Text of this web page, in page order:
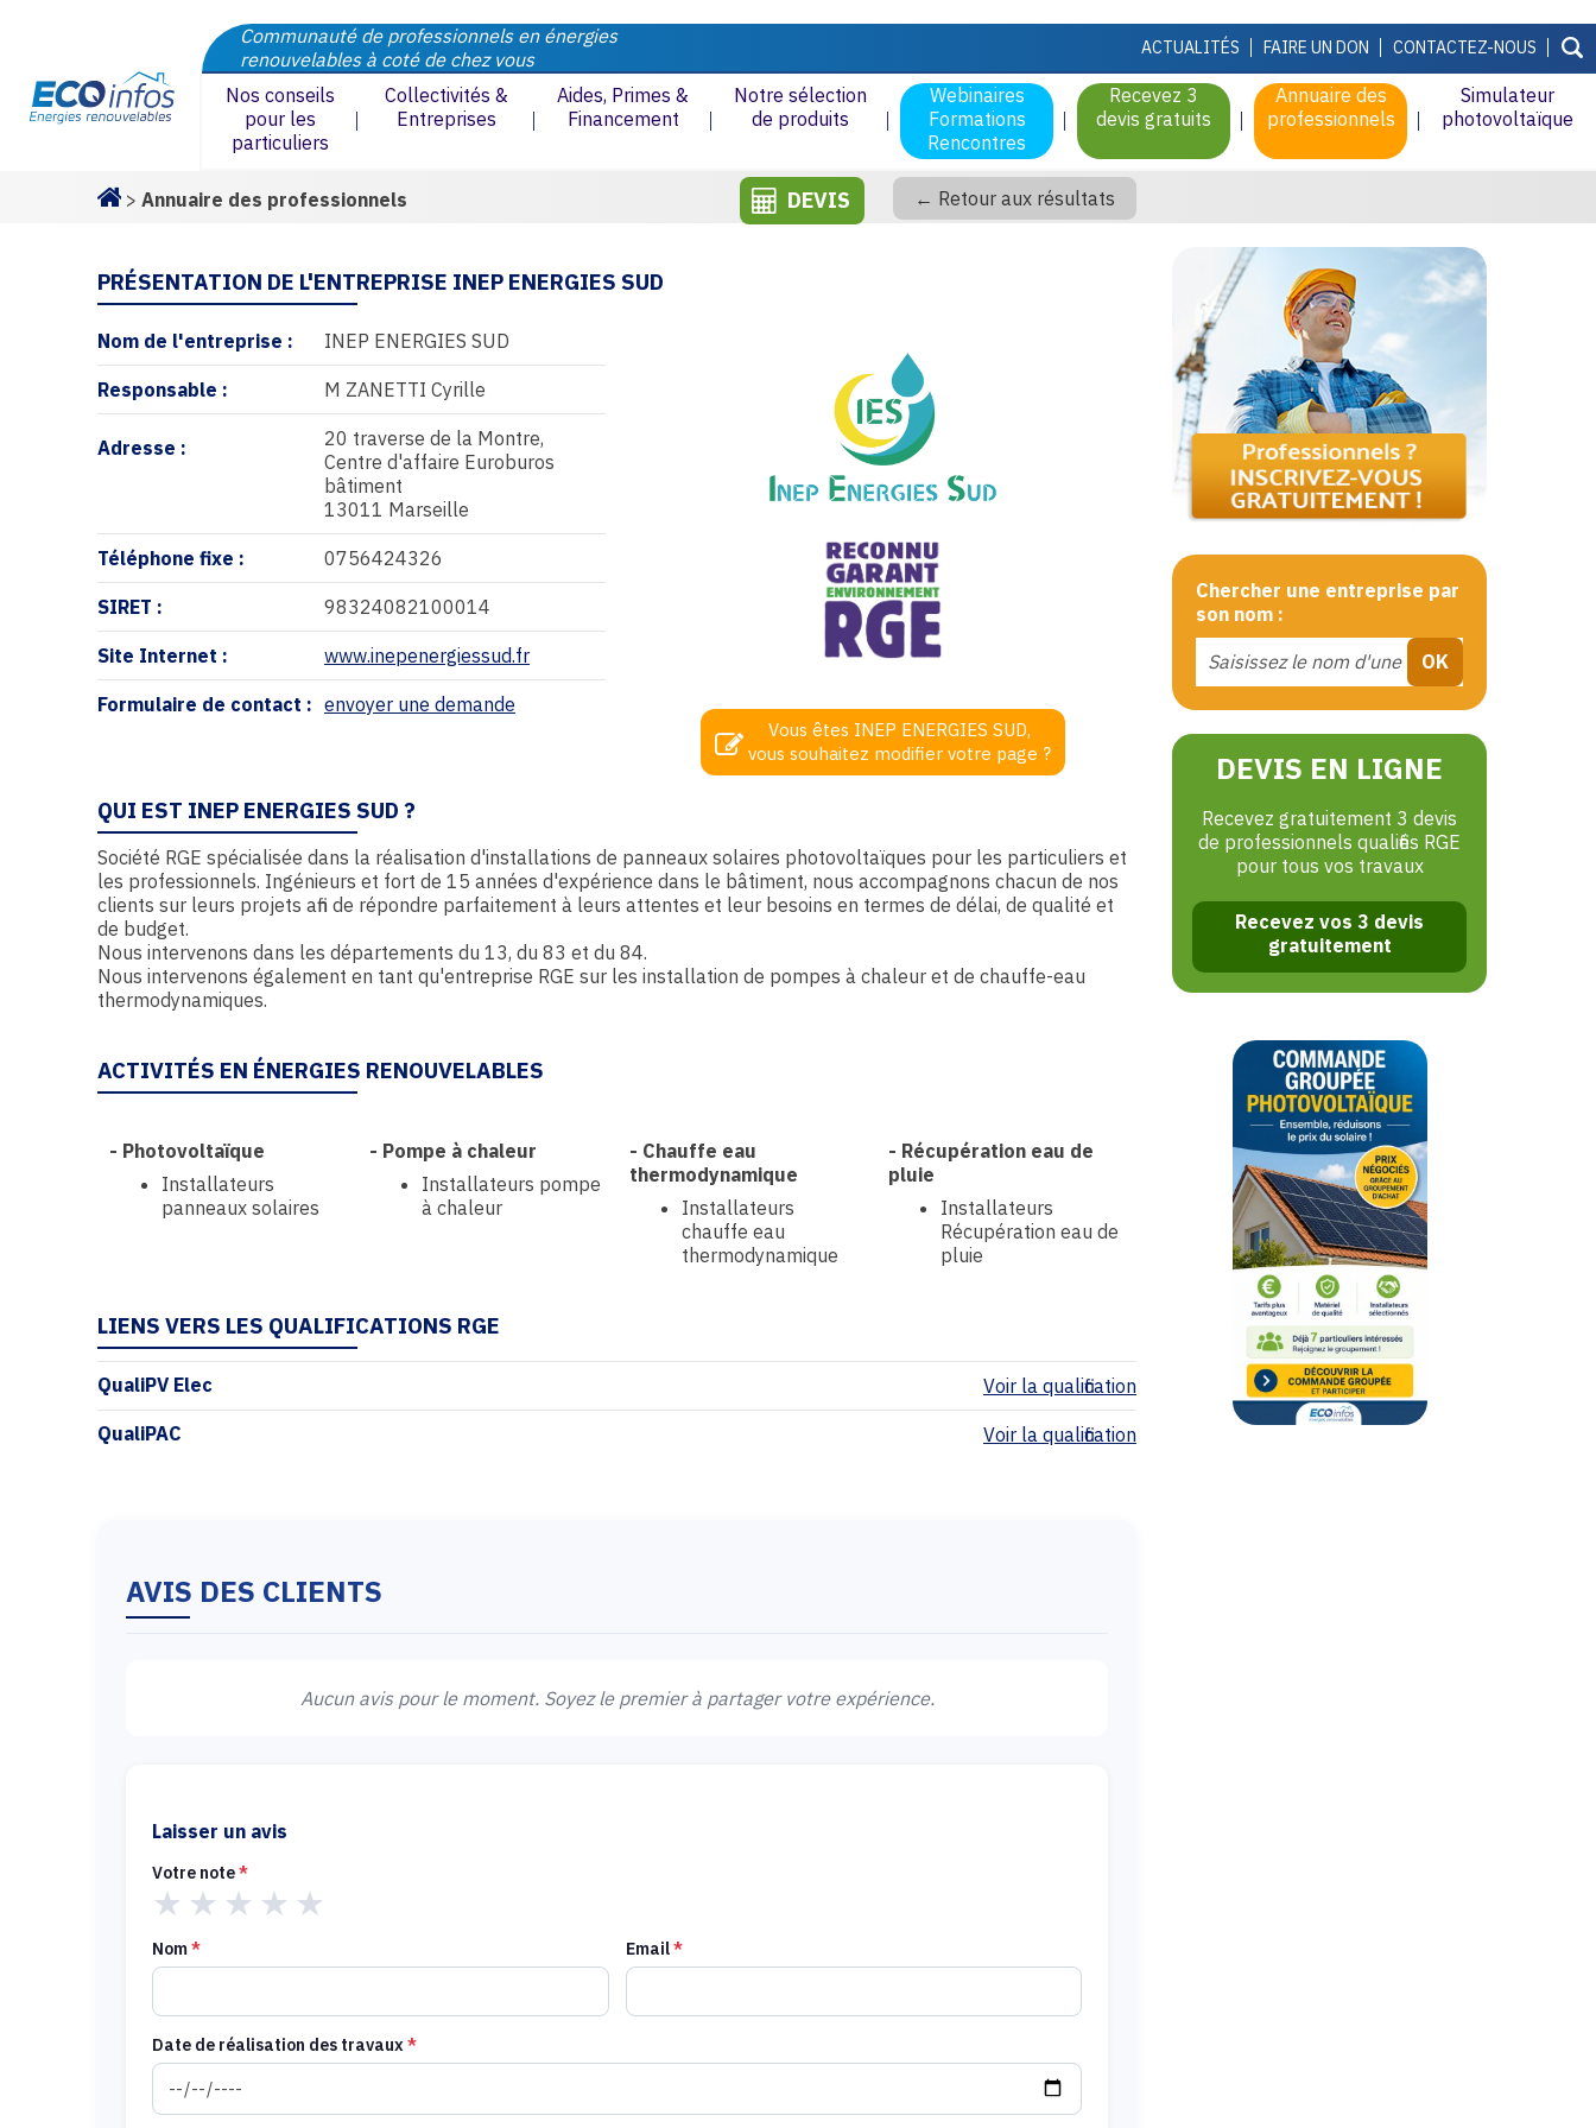
Communauté de professionnels en énergies
renouvelables à coté de chez vous
ACTUALITÉS FAIRE UN DON CONTACTEZ-NOUS
Nos conseils
pour les
particuliers
Collectivités &
Entreprises
Aides, Primes &
Financement
Notre sélection
de produits
Webinaires
Formations
Rencontres
Recevez 3
devis gratuits
Annuaire des
professionnels
Simulateur
photovoltaïque
> Annuaire des professionnels DEVIS ← Retour aux résultats
PRÉSENTATION DE L'ENTREPRISE INEP ENERGIES SUD
Nom de l'entreprise : INEP ENERGIES SUD
Responsable : M ZANETTI Cyrille
Adresse :
20 traverse de la Montre,
Centre d'affaire Euroburos
bâtiment
13011 Marseille
Téléphone fixe : 0756424326
SIRET : 98324082100014
Site Internet : www.inepenergiessud.fr
Formulaire de contact : envoyer une demande
Vous êtes INEP ENERGIES SUD,
vous souhaitez modifier votre page ?
QUI EST INEP ENERGIES SUD ?
Société RGE spécialisée dans la réalisation d'installations de panneaux solaires photovoltaïques pour les particuliers et
les professionnels. Ingénieurs et fort de 15 années d'expérience dans le bâtiment, nous accompagnons chacun de nos
clients sur leurs projets afin de répondre parfaitement à leurs attentes et leur besoins en termes de délai, de qualité et
de budget.
Nous intervenons dans les départements du 13, du 83 et du 84.
Nous intervenons également en tant qu'entreprise RGE sur les installation de pompes à chaleur et de chauffe-eau
thermodynamiques.
ACTIVITÉS EN ÉNERGIES RENOUVELABLES
- Photovoltaïque
Installateurs
panneaux solaires
- Pompe à chaleur
Installateurs pompe
à chaleur
- Chauffe eau
thermodynamique
Installateurs
chauffe eau
thermodynamique
- Récupération eau de
pluie
Installateurs
Récupération eau de
pluie
LIENS VERS LES QUALIFICATIONS RGE
QualiPV Elec
Voir la qualification
QualiPAC
Voir la qualification
AVIS DES CLIENTS
Aucun avis pour le moment. Soyez le premier à partager votre expérience.
Laisser un avis
Votre note*
★ ★ ★ ★ ★
Nom* Email*
Date de réalisation des travaux *
Chercher une entreprise par
son nom :
DEVIS EN LIGNE
Recevez gratuitement 3 devis
de professionnels qualifiés RGE
pour tous vos travaux
Recevez vos 3 devis
gratuitement